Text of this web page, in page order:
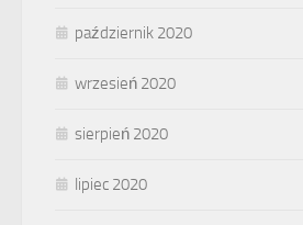
październik 2020
wrzesień 2020
sierpień 2020
lipiec 2020